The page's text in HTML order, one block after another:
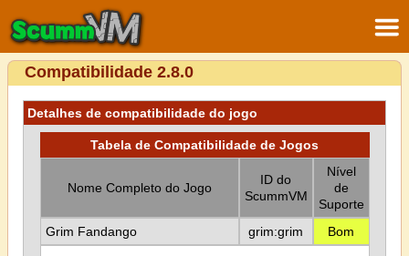
Compatibilidade 2.8.0
Detalhes de compatibilidade do jogo
Tabela de Compatibilidade de Jogos
Nome Completo do Jogo
ID do
ScummVM
Nível
de
Suporte
Grim Fandango
grim:grim Bom